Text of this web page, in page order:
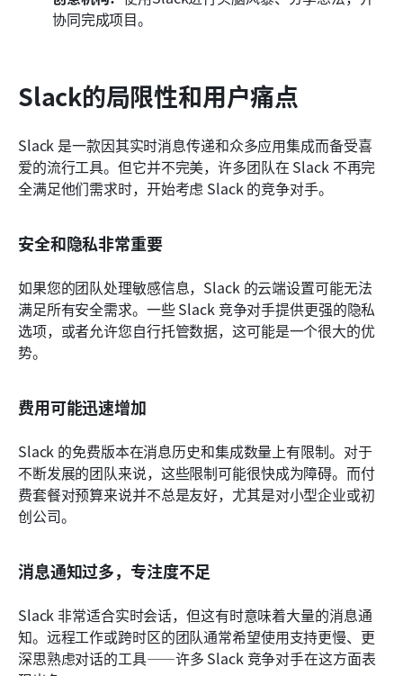
协同完成项目。
Slack的局限性和用户痛点
Slack 是一款因其实时消息传递和众多应用集成而备受喜
爱的流行工具。但它并不完美，许多团队在 Slack 不再完
全满足他们需求时，开始考虑 Slack 的竞争对手。
安全和隐私非常重要
如果您的团队处理敏感信息，Slack 的云端设置可能无法
满足所有安全需求。一些 Slack 竞争对手提供更强的隐私
选项，或者允许您自行托管数据，这可能是一个很大的优
势。
费用可能迅速增加
Slack 的免费版本在消息历史和集成数量上有限制。对于
不断发展的团队来说，这些限制可能很快成为障碍。而付
费套餐对预算来说并不总是友好，尤其是对小型企业或初
创公司。
消息通知过多，专注度不足
Slack 非常适合实时会话，但这有时意味着大量的消息通
知。远程工作或跨时区的团队通常希望使用支持更慢、更
深思熟虑对话的工具——许多 Slack 竞争对手在这方面表